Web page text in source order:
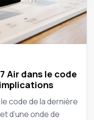
Air dans le code
code de la dernière
d’une onde de